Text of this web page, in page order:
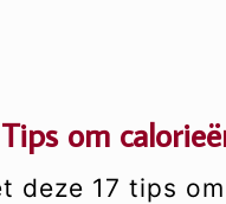
om
deze 17 tips